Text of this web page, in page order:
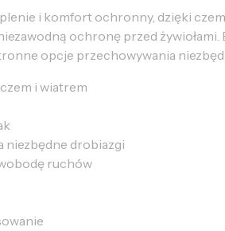
i komfort ochronny, dzięki
ochronę przed
opcje przechowywania
i wiatrem
niezbędne drobiazgi
ruchów